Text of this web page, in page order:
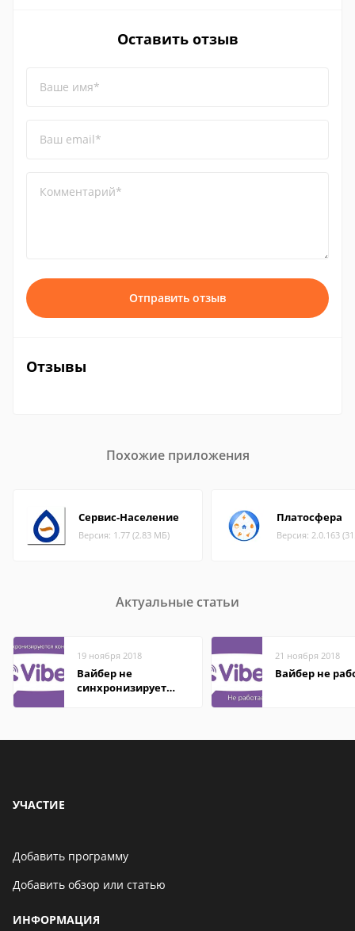
Оставить отзыв
Ваше имя*
Ваш email*
Комментарий*
Отправить отзыв
Отзывы
Похожие приложения
Сервис-Население
Версия: 1.77 (2.83 МБ)
Платосфера
Версия: 2.0.163
Актуальные статьи
19 ноября 2018
Вайбер не
синхронизирует
21 ноября 2018
Вайбер не
УЧАСТИЕ
Добавить программу
Добавить обзор или статью
ИНФОРМАЦИЯ